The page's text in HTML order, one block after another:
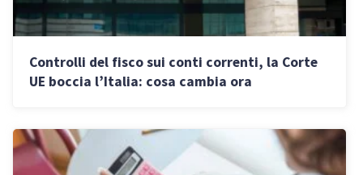
Controlli del fisco sui conti correnti, la Corte
UE boccia l’Italia: cosa cambia ora